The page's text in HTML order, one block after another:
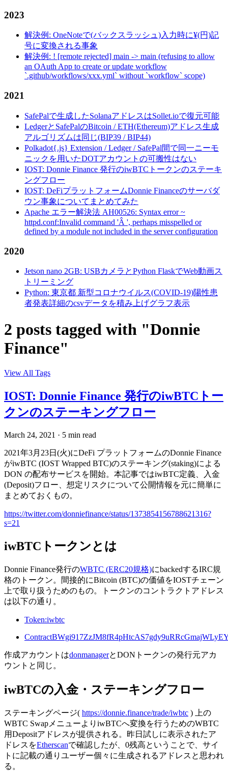
2023
解決例: OneNoteで(バックスラッシュ)入力時に¥(円)記
号に変換される事象
解決例: ! [remote rejected] main -> main (refusing to allow
an OAuth App to create or update workflow
`.github/workflows/xxx.yml` without `workflow` scope)
2021
SafePalで生成したSolanaアドレスはSollet.ioで復元可能
LedgerとSafePalのBitcoin / ETH(Ethereum)アドレス生成
アルゴリズムは同じ(BIP39 / BIP44)
Polkadot{.js} Extension / Ledger / SafePal間で同一ニーモ
ニックを用いたDOTアカウントの可搬性はない
IOST: Donnie Finance 発行のiwBTCトークンのステーキ
ングフロー
IOST: DeFiプラットフォームDonnie Financeのサーバダ
ウン事象についてまとめてみた
Apache エラー解決法 AH00526: Syntax error ~
httpd.conf:Invalid command 'Â ', perhaps misspelled or
defined by a module not included in the server configuration
2020
Jetson nano 2GB: USBカメラとPython FlaskでWeb動画ス
トリーミング
Python: 東京都 新型コロナウイルス(COVID-19)陽性患
者発表詳細のcsvデータを積み上げグラフ表示
2 posts tagged with "Donnie
Finance"
View All Tags
IOST: Donnie Finance 発行のiwBTCトー
クンのステーキングフロー
March 24, 2021 · 5 min read
2021年3月23日(火)にDeFi プラットフォームのDonnie Finance
がiwBTC (IOST Wrapped BTC)のステーキング(staking)による
DON の配布サービスを開始。本記事ではiwBTC定義、入金
(Deposit)フロー、想定リスクについて公開情報を元に簡単に
まとめておくもの。
https://twitter.com/donniefinance/status/1373854156788621316?
s=21
iwBTCトークンとは
Donnie Finance発行のWBTC (ERC20規格)にbackedするIRC規
格のトークン。間接的にBitcoin (BTC)の価値をIOSTチェーン
上で取り扱うためのもの。トークンのコントラクトアドレス
は以下の通り。
Token:iwbtc
作成アカウントはdonmanagerとDONトークンの発行元アカ
ウントと同じ。
iwBTCの入金・ステーキングフロー
ステーキングページ( https://donnie.finance/trade/iwbtc ) 上の
WBTC SwapメニューよりiwBTCへ変換を行うためのWBTC
用Depositアドレスが提供される。昨日試しに表示されたア
ドレスをEtherscanで確認したが、0残高ということで、サイ
トに記載の通りユーザー個々に生成されるアドレスと思われ
る。